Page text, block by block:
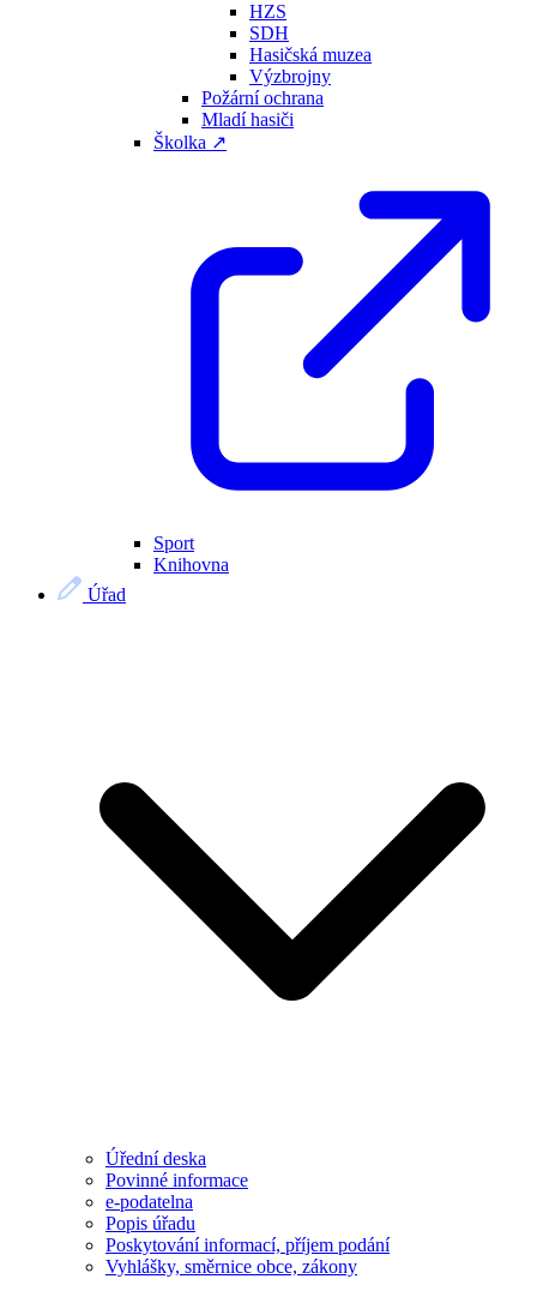
HZS
SDH
Hasičská muzea
Výzbrojny
Požární ochrana
Mladí hasiči
Školka ↗
Sport
Knihovna
Úřad
Úřední deska
Povinné informace
e-podatelna
Popis úřadu
Poskytování informací, příjem podání
Vyhlášky, směrnice obce, zákony